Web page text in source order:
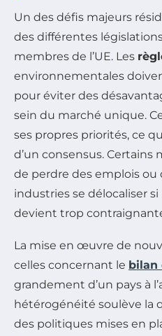
Un des défis majeurs
des différentes
membres de l’UE. Les
environnementales
pour éviter des
sein du marché unique.
ses propres priorités, ce
d’un consensus.
de perdre des emplois ou
industries se délocaliser
devient trop
La mise en œuvre de
celles concernant le bilan
grandement d’un pays à
hétérogénéité soulève la
des politiques mises en